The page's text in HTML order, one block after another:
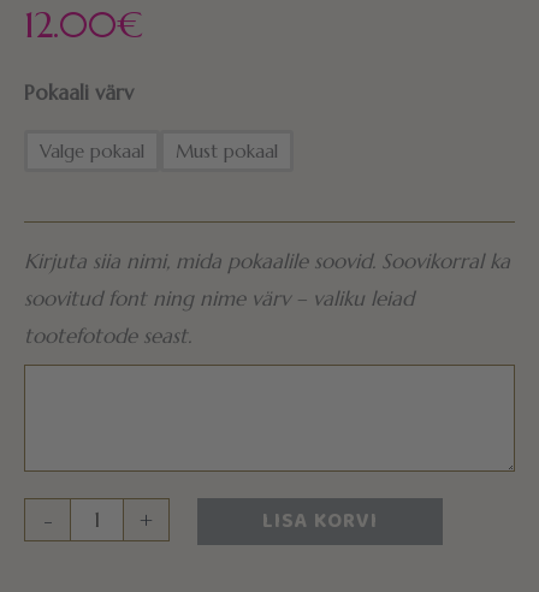
12.00€
Pokaali värv
Valge pokaal Must pokaal
Kirjuta siia nimi, mida pokaalile soovid. Soovikorral ka
soovitud font ning nime värv – valiku leiad
tootefotode seast.
- + LISA KORVI